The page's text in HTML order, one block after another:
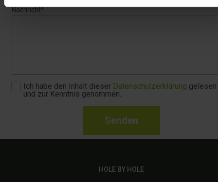
Nachricht*
Ich habe den Inhalt dieser Datenschutzerklärung gelesen
und zur Kenntnis genommen.
Senden
HOLE BY HOLE